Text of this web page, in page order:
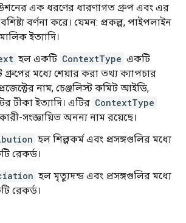
এক ধরণের ধারণাগত গ্রুপ এবং এর
বর্ণনা করে। যেমন: প্রকল্প, পাইপলাইন
ইত্যাদি।
হল একটি ContextType একটি
গ্রুপের মধ্যে শেয়ার করা তথ্য ক্যাপচার
নাম, চেঞ্জলিস্ট কমিট আইডি,
টীকা ইত্যাদি। এটির ContextType
সংজ্ঞায়িত অনন্য নাম রয়েছে।
হল শিল্পকর্ম এবং প্রসঙ্গগুলির মধ্যে
রেকর্ড।
হল মৃত্যুদন্ড এবং প্রসঙ্গগুলির মধ্যে
রেকর্ড।